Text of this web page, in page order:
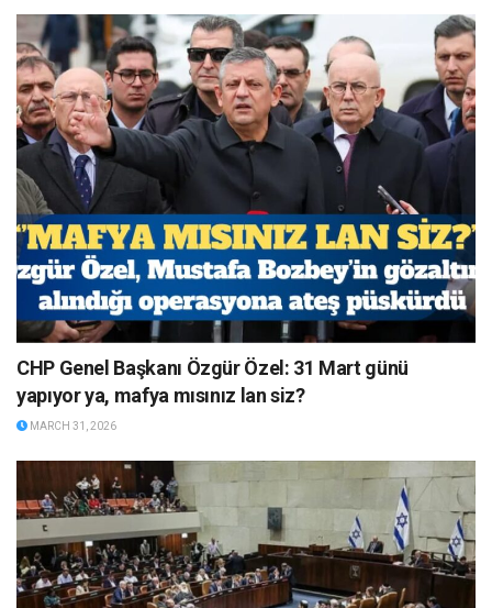
CHP Genel Başkanı Özgür Özel: 31 Mart günü
yapıyor ya, mafya mısınız lan siz?
MARCH 31, 2026